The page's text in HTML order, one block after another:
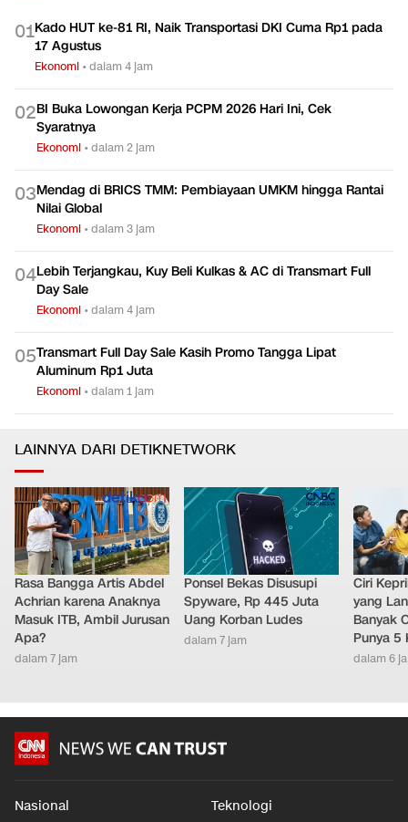
01Kado HUT ke-81 RI, Naik Transportasi DKI Cuma Rp1 pada
17 Agustus
Ekonomi •dalam 4 jam
02BI Buka Lowongan Kerja PCPM 2026 Hari Ini, Cek
Syaratnya
Ekonomi •dalam 2 jam
03Mendag di BRICS TMM: Pembiayaan UMKM hingga Rantai
Nilai Global
Ekonomi •dalam 3 jam
04Lebih Terjangkau, Kuy Beli Kulkas & AC di Transmart Full
Day Sale
Ekonomi •dalam 4 jam
05Transmart Full Day Sale Kasih Promo Tangga Lipat
Aluminum Rp1 Juta
Ekonomi •dalam 1 jam
LAINNYA DARI DETIKNETWORK
Rasa Bangga Artis Abdel
Achrian karena Anaknya
Masuk ITB, Ambil Jurusan
Apa?
dalam 7 jam
Ponsel Bekas Disusupi
Spyware, Rp 445 Juta
Uang Korban Ludes
dalam 7 jam
Ciri
yang
Banyak
Punya 5
dalam 6
Nasional Teknologi